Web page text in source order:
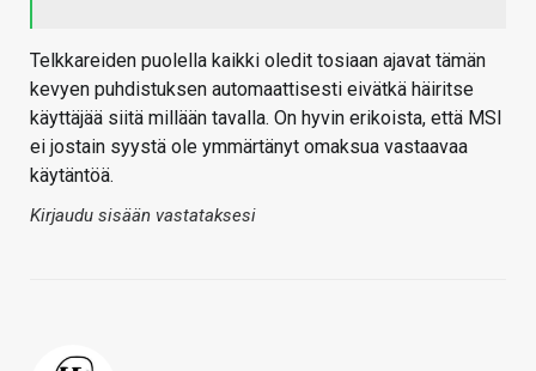
Telkkareiden puolella kaikki oledit tosiaan ajavat tämän
kevyen puhdistuksen automaattisesti eivätkä häiritse
käyttäjää siitä millään tavalla. On hyvin erikoista, että MSI
ei jostain syystä ole ymmärtänyt omaksua vastaavaa
käytäntöä.
Kirjaudu sisään vastataksesi